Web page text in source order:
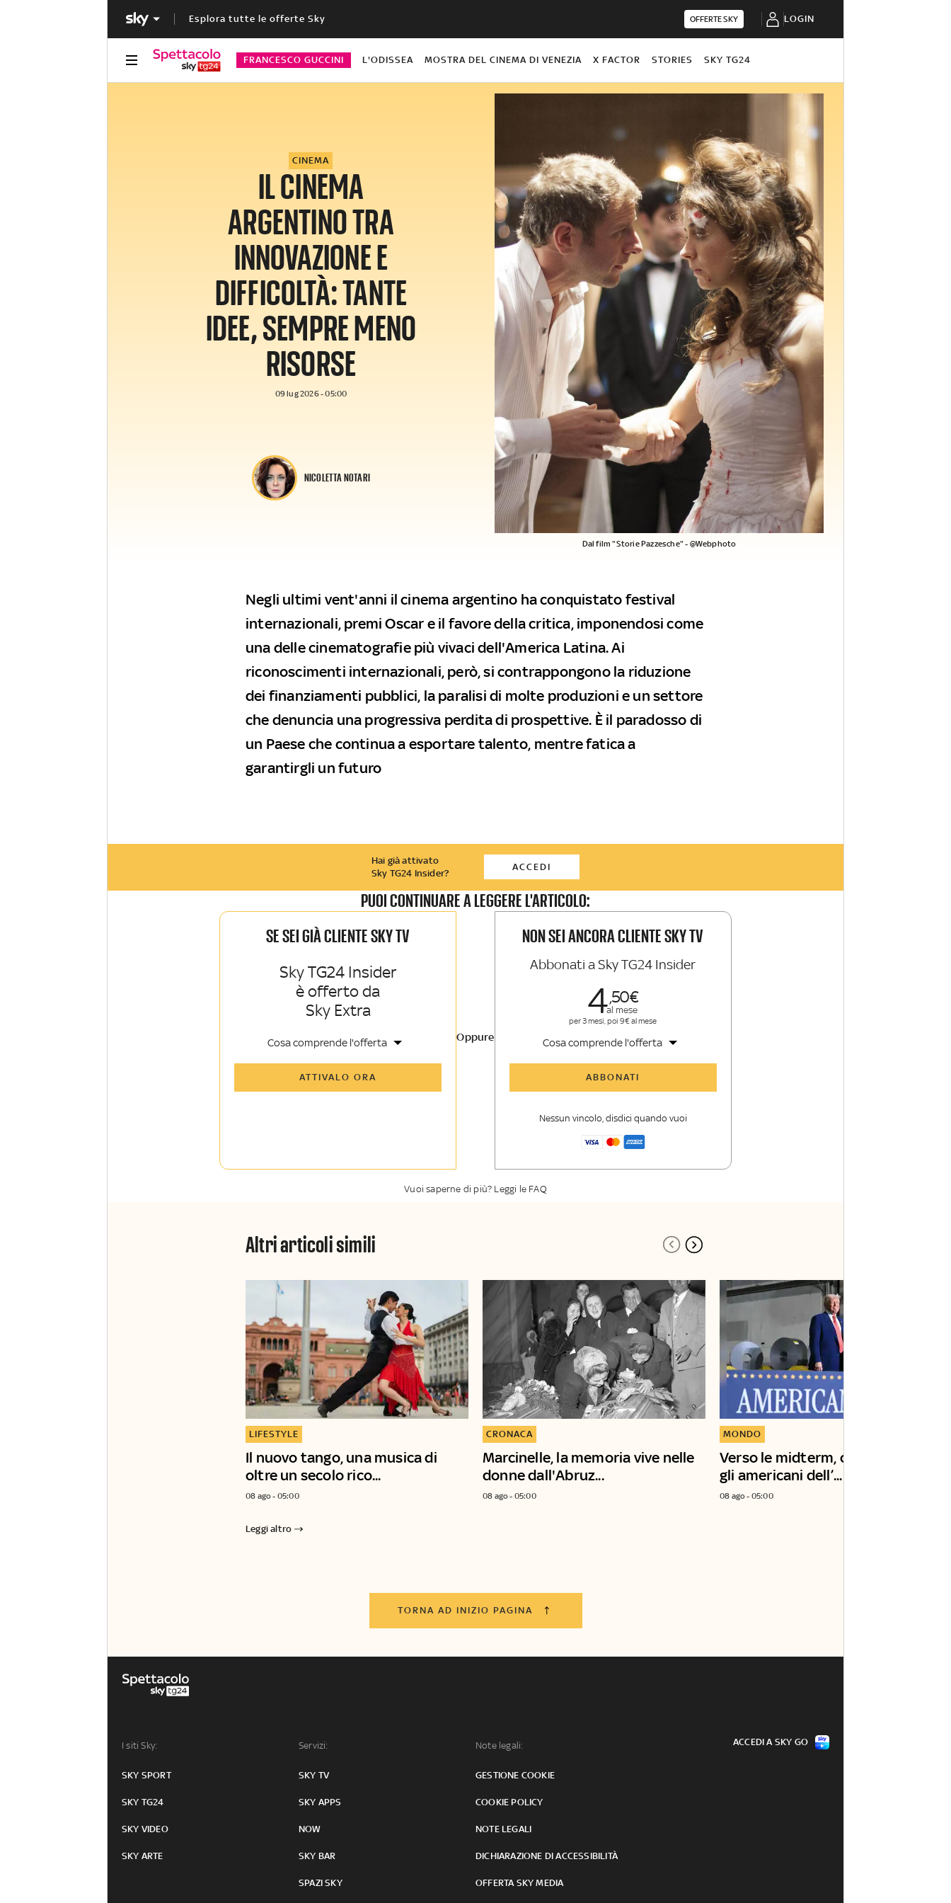
Esplora tutte le offerte Sky OFFERTE SKY LOGIN
FRANCESCO GUCCINI L'ODISSEA MOSTRA DEL CINEMA DI VENEZIA X FACTOR STORIES SKY TG24
CINEMA
IL CINEMA
ARGENTINO TRA
INNOVAZIONE E
DIFFICOLTÀ: TANTE
IDEE, SEMPRE MENO
RISORSE
09 lug 2026 - 05:00
NICOLETTA NOTARI
Dal film "Storie Pazzesche" - @Webphoto
Negli ultimi vent'anni il cinema argentino ha conquistato festival
internazionali, premi Oscar e il favore della critica, imponendosi come
una delle cinematografie più vivaci dell'America Latina. Ai
riconoscimenti internazionali, però, si contrappongono la riduzione
dei finanziamenti pubblici, la paralisi di molte produzioni e un settore
che denuncia una progressiva perdita di prospettive. È il paradosso di
un Paese che continua a esportare talento, mentre fatica a
garantirgli un futuro
Hai già attivato
Sky TG24 Insider?
ACCEDI
PUOI CONTINUARE A LEGGERE L'ARTICOLO:
SE SEI GIÀ CLIENTE SKY TV
Sky TG24 Insider
è offerto da
Sky Extra
Cosa comprende l'offerta
Sky Sport Insider
ATTIVALO ORA
Oppure
NON SEI ANCORA CLIENTE SKY TV
Abbonati a Sky TG24 Insider
450
al mese
per 3 mesi, poi 9€ al mese
Cosa comprende l'offerta
ABBONATI
Nessun vincolo, disdici quando vuoi
Vuoi saperne di più? Leggi le FAQ
Altri articoli simili
Il nuovo tango, una musica di
oltre un secolo rico...
LIFESTYLE
08 ago - 05:00
Marcinelle, la memoria vive nelle
donne dall'Abruz...
CRONACA
08 ago - 05:00
Verso le midterm, cosa pensano
gli americani dell’...
MONDO
08 ago - 05:00
Leggi altro
TORNA AD INIZIO PAGINA
I siti Sky:
SKY SPORT
SKY TG24
SKY VIDEO
SKY ARTE
Servizi:
SKY TV
SKY APPS
NOW
SKY BAR
SPAZI SKY
Note legali:
GESTIONE COOKIE
COOKIE POLICY
NOTE LEGALI
DICHIARAZIONE DI ACCESSIBILITÀ
OFFERTA SKY MEDIA
ACCEDI A SKY GO